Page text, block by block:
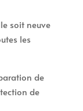
soit neuve
les
de
de